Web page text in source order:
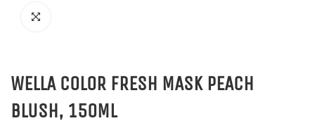
WELLA COLOR FRESH MASK PEACH
BLUSH, 150ML